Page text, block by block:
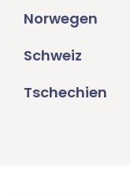
Norwegen
Schweiz
Tschechien